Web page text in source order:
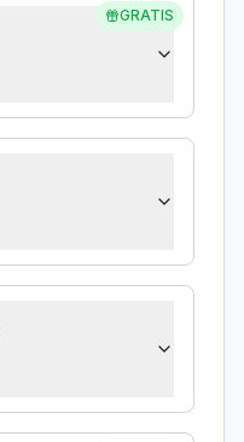
GRATIS